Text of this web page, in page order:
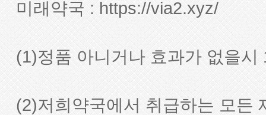
미래약국 : https://via2.xyz/
(1)정품 아니거나 효과가 없을
(2)저희약국에서 취급하는 모든